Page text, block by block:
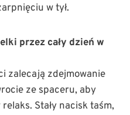
w tył.
przez cały dzień w
zalecają zdejmowanie
ze spaceru, aby
Stały nacisk taśm,